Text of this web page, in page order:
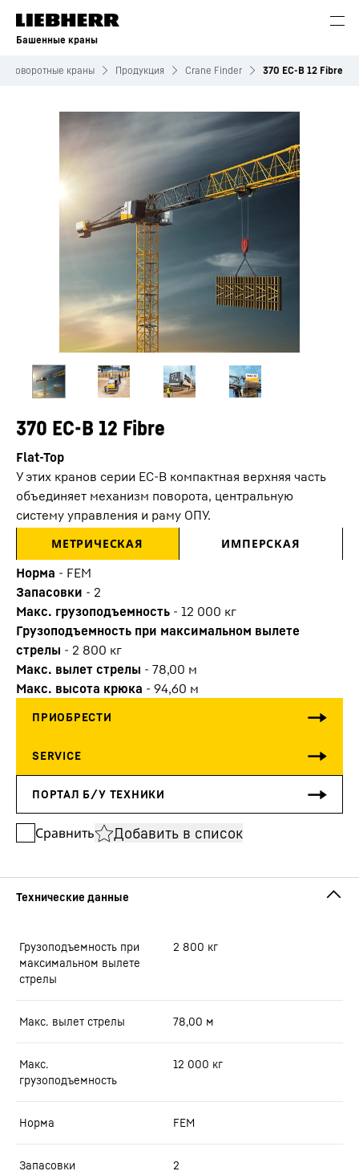
Башенные краны
поворотные краны Продукция Crane Finder 370 EC-B 12 Fibre
370 EC-B 12 Fibre
Flat-Top
У этих кранов серии ЕС-В компактная верхняя часть
объединяет механизм поворота, центральную
систему управления и раму ОПУ.
МЕТРИЧЕСКАЯ ИМПЕРСКАЯ
Норма - FEM
Запасовки - 2
Макс. грузоподъемность - 12 000 кг
Грузоподъемность при максимальном вылете
стрелы - 2 800 кг
Макс. вылет стрелы - 78,00 м
Макс. высота крюка - 94,60 м
Сравнить Добавить в список
Грузоподъемность при
максимальном вылете
стрелы
2 800 кг
Макс. вылет стрелы 78,00 м
Макс.
грузоподъемность
12 000 кг
Норма FEM
Запасовки 2